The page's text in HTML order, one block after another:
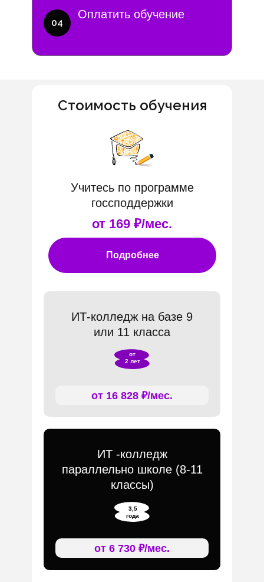
Оплатить обучение
04
ИТ-колледж на базе 9
или 11 класса
Стоимость обучения
от
2 лет
ИТ -колледж
параллельно школе (8-11
классы)
от 6 730 ₽/мес.
3,5
года
от 16 828 ₽/мес.
Подробнее
Учитесь по программе
госсподдержки
от 169 ₽/мес.